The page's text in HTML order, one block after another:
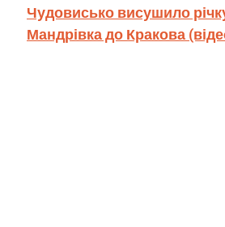
Чудовисько висушило
Мандрівка до Кракова